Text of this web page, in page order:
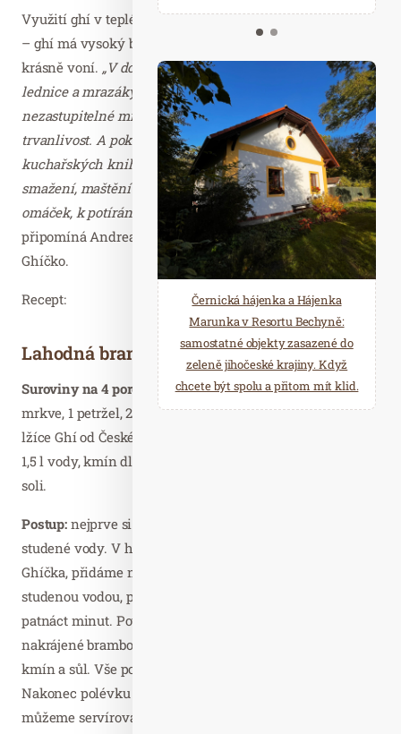
Využití ghí v teplé kuchyni je z mnoha důvodů výhodné
– ghí má vysoký bod zápalu, nepřipaluje se, a navíc
krásně voní. „V době, kdy ještě nebyly běžně k dispozici
lednice a mrazáky, mělo přepuštěné máslo své
nezastupitelné místo v kuchyni právě pro svou
trvanlivost. A pokud se podíváme do starých
kuchařských knih, zjistíme, že se ghí používalo ke
smažení, maštění knedlíků, kaší, brambor, do polévek a
omáček, k potírání drůbeže, při pečení koláčů i buchet,“
připomíná Andrea Dostálová ze společnosti České
Ghíčko.
Recept:
Lahodná bramboračka s ghí
Suroviny na 4 porce:
3 větší brambory, 1/2 celeru, 2 střední
mrkve, 1 petržel, 2 stroužky česneku, hrst sušených hub, 1
lžíce Ghí od Českého Ghíčka, 2-3 lžíce polohrubé mouky,
1,5 l vody, kmín dle chuti, majoránka dle chuti, půl lžičky
soli.
Postup:nejprve si namočíme houby na půl hodiny do
studené vody. V hrnci necháme rozpustit Ghí od Českého
Ghíčka, přidáme mouku a usmažíme jíšku. Vše zalejeme
studenou vodou, přidáme scezené houby a vaříme asi
patnáct minut. Potom do hrnce přisypeme na kostky
nakrájené brambory, nastrouhanou zeleninu, česnek,
kmín a sůl. Vše povaříme dalších patnáct minut.
Nakonec polévku dochutíme majoránkou, promícháme a
můžeme servírovat na stůl.
Černická hájenka a Hájenka
Marunka v Resortu Bechyně:
samostatné objekty zasazené do
zeleně jihočeské krajiny. Když
chcete být spolu a přitom mít klid.